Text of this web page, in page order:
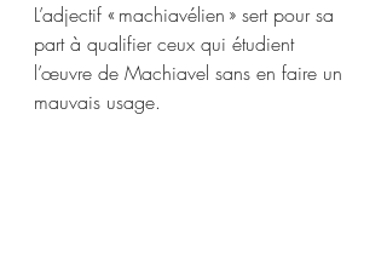
L’adjectif « machiavélien » sert pour sa
part à qualifier ceux qui étudient
l’œuvre de Machiavel sans en faire un
mauvais usage.